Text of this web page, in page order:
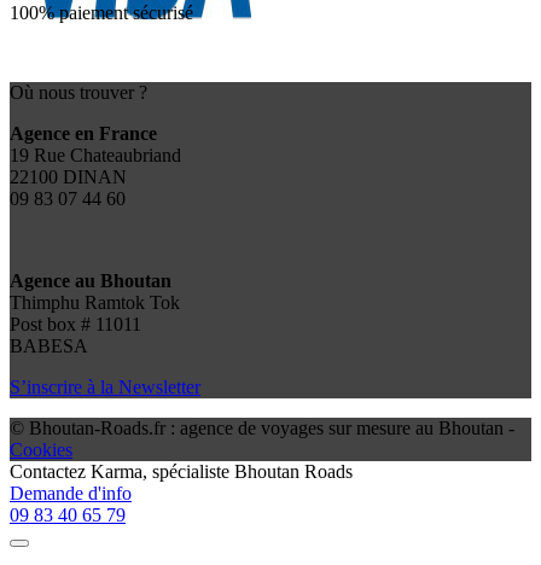
100% paiement sécurisé
Où nous trouver ?
Agence en France
19 Rue Chateaubriand
22100 DINAN
09 83 07 44 60
Agence au Bhoutan
Thimphu Ramtok Tok
Post box # 11011
BABESA
S’inscrire à la Newsletter
© Bhoutan-Roads.fr : agence de voyages sur mesure au Bhoutan -
Cookies
Contactez Karma, spécialiste Bhoutan Roads
Demande d'info
09 83 40 65 79